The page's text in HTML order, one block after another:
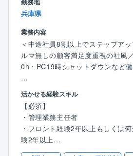
野村不動産からの安定した新築物
戸数は10万戸を超えています。
無借金経営を続けながら順調に業
ストック産業ならではの安定性と
す。
同社のフィールドは管理業務から
生活を提案する「ライフコンサル
広がっています。
【働き方改革にも積極的に取り組
同社では、全職種にて夜勤や休日
制シャットダウンなど残業を減ら
行っています。
パソコンのログにて勤怠の管理を
■業務概要
同社が管理する分譲マンションの
ト、企画提案業務をお任せします。
■具体的には
同社が分譲した物件を中心に、管
るフロントとしてご活躍いただき
が、
将来的にはランドマークとなるよ
物件を中心にご担当いただく想定で
委託契約に基づき、お客様である
より良い住環境となる提案を行いま
・管理組合の定期的な集会（総会
兵庫県
業務内容
＜中途社員8割以上でステップア
ルマ無しの顧客満足度重視の社風
0h・PC19時シャットダウンなど
★この求人のポイント
１．【業界トップクラスの「介在
す】
組合代表者だけでなく「全居住
足度アンケートを実施。
一人ひとりの声に向き合うからこ
活かせる経験スキル
【必須】
・管理業務主任者
・フロント経験2年以上もしくは
験2年以上